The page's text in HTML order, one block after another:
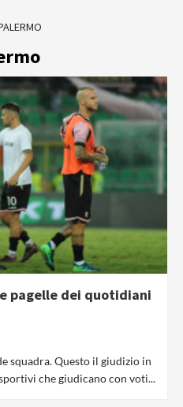
pagelle dei quotidiani
squadra. Questo il giudizio in
che giudicano con voti...